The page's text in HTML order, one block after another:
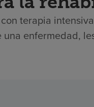
terapia
enfermedad,